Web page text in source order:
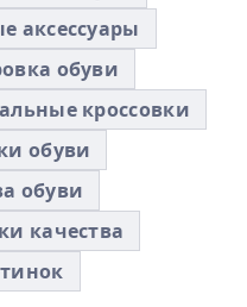
аксессуары
обуви
кроссовки
обуви
обуви
качества